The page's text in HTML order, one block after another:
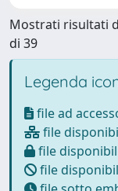
Mostrati risultati
di 39
Legenda
file ad
file
file
file